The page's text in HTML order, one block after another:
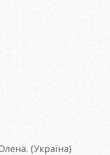
(Україна)